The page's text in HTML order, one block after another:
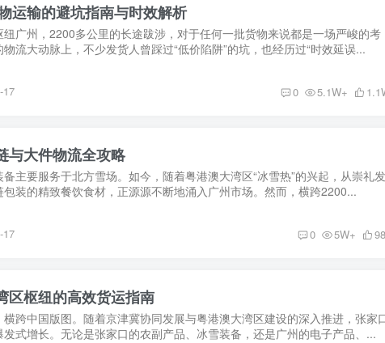
运输的避坑指南与时效解析
广州，2200多公里的长途跋涉，对于任何一批货物来说都是一场严峻的考
流大动脉上，不少发货人曾踩过“低价陷阱”的坑，也经历过“时效延误...
17 0 5.1W+
与大件物流全攻略
主要服务于北方雪场。如今，随着粤港澳大湾区“冰雪热”的兴起，从崇礼
装的精致餐饮食材，正源源不断地涌入广州市场。然而，横跨2200...
17 0 5W+
区枢纽的高效货运指南
跨中国版图。随着京津冀协同发展与粤港澳大湾区建设的深入推进，张家
式增长。无论是张家口的农副产品、冰雪装备，还是广州的电子产品、...